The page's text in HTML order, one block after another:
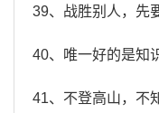
39、战胜别人，先
40、唯一好的是知
41、不登高山，不